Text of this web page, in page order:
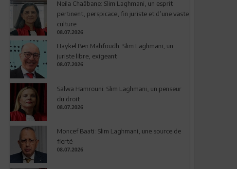
Neila Chaâbane: Slim Laghmani, un esprit
pertinent, perspicace, fin juriste et d’une vaste
culture
08.07.2026
Haykel Ben Mahfoudh: Slim Laghmani, un
juriste libre, exigeant
08.07.2026
Salwa Hamrouni: Slim Laghmani, un penseur
du droit
08.07.2026
Moncef Baati: Slim Laghmani, une source de
fierté
08.07.2026